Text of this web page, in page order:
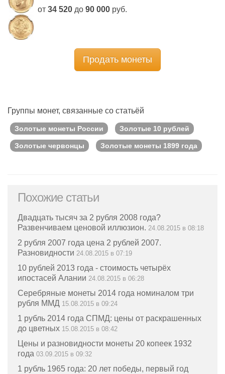
от 34 520 до 90 000 руб.
Продать монеты
Группы монет, связанные со статьёй
Золотые монеты России Золотые 10 рублей
Золотые червонцы Золотые монеты 1899 года
Похожие статьи
Двадцать тысяч за 2 рубля 2008 года?
Развенчиваем ценовой иллюзион. 24.08.2015 в 08:18
2 рубля 2007 года цена 2 рублей 2007.
Разновидности 24.08.2015 в 07:19
10 рублей 2013 года - стоимость четырёх
ипостасей Алании 24.08.2015 в 06:28
Серебряные монеты 2014 года номиналом три
рубля ММД 15.08.2015 в 09:24
1 рубль 2014 года СПМД: цены от раскрашенных
до цветных 15.08.2015 в 08:42
Цены и разновидности монеты 20 копеек 1932
года 03.09.2015 в 09:32
1 рубль 1965 года: 20 лет победы, первый год